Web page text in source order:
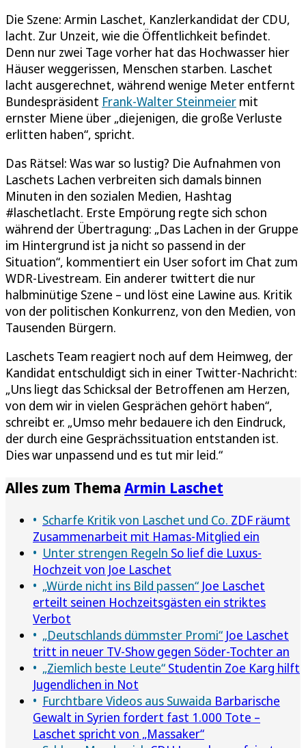
Die Szene: Armin Laschet, Kanzlerkandidat der CDU,
lacht. Zur Unzeit, wie die Öffentlichkeit befindet.
Denn nur zwei Tage vorher hat das Hochwasser hier
Häuser weggerissen, Menschen starben. Laschet
lacht ausgerechnet, während wenige Meter entfernt
Bundespräsident Frank-Walter Steinmeier mit
ernster Miene über „diejenigen, die große Verluste
erlitten haben“, spricht.
Das Rätsel: Was war so lustig? Die Aufnahmen von
Laschets Lachen verbreiten sich damals binnen
Minuten in den sozialen Medien, Hashtag
#laschetlacht. Erste Empörung regte sich schon
während der Übertragung: „Das Lachen in der Gruppe
im Hintergrund ist ja nicht so passend in der
Situation“, kommentiert ein User sofort im Chat zum
WDR-Livestream. Ein anderer twittert die nur
halbminütige Szene – und löst eine Lawine aus. Kritik
von der politischen Konkurrenz, von den Medien, von
Tausenden Bürgern.
Laschets Team reagiert noch auf dem Heimweg, der
Kandidat entschuldigt sich in einer Twitter-Nachricht:
„Uns liegt das Schicksal der Betroffenen am Herzen,
von dem wir in vielen Gesprächen gehört haben“,
schreibt er. „Umso mehr bedauere ich den Eindruck,
der durch eine Gesprächssituation entstanden ist.
Dies war unpassend und es tut mir leid.“
Alles zum Thema Armin Laschet
Scharfe Kritik von Laschet und Co. ZDF räumt
Zusammenarbeit mit Hamas-Mitglied ein
Unter strengen Regeln So lief die Luxus-
Hochzeit von Joe Laschet
„Würde nicht ins Bild passen“ Joe Laschet
erteilt seinen Hochzeitsgästen ein striktes
Verbot
„Deutschlands dümmster Promi“ Joe Laschet
tritt in neuer TV-Show gegen Söder-Tochter an
„Ziemlich beste Leute“ Studentin Zoe Karg hilft
Jugendlichen in Not
Furchtbare Videos aus Suwaida Barbarische
Gewalt in Syrien fordert fast 1.000 Tote –
Laschet spricht von „Massaker“